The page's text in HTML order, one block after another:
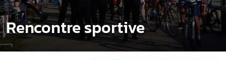
Rencontre sportive